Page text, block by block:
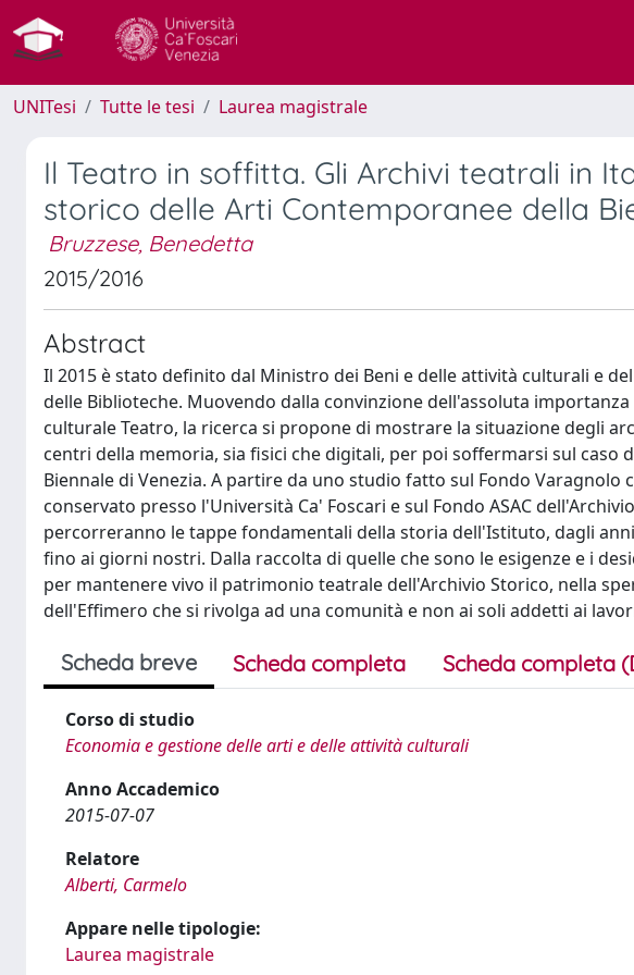
UNITesi Tutte le tesi Laurea magistrale
Il Teatro in soffitta. Gli Archivi teatrali in
storico delle Arti Contemporanee della
Bruzzese, Benedetta
2015/2016
Abstract
Il 2015 è stato definito dal Ministro dei Beni e delle attività culturali e
delle Biblioteche. Muovendo dalla convinzione dell'assoluta
culturale Teatro, la ricerca si propone di mostrare la situazione degli
centri della memoria, sia fisici che digitali, per poi soffermarsi sul caso
Biennale di Venezia. A partire da uno studio fatto sul Fondo Varagnolo
conservato presso l'Università Ca' Foscari e sul Fondo ASAC
percorreranno le tappe fondamentali della storia dell'Istituto, dagli
fino ai giorni nostri. Dalla raccolta di quelle che sono le esigenze e i
per mantenere vivo il patrimonio teatrale dell'Archivio Storico, nella
dell'Effimero che si rivolga ad una comunità e non ai soli addetti ai
Scheda breve Scheda completa Scheda completa
Corso di studio
Economia e gestione delle arti e delle attività culturali
Anno Accademico
2015-07-07
Relatore
Alberti, Carmelo
Appare nelle tipologie:
Laurea magistrale